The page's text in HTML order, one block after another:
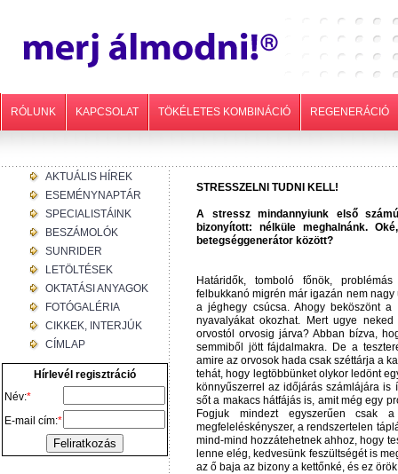
RÓLUNK KAPCSOLAT TÖKÉLETES KOMBINÁCIÓ REGENERÁCIÓ
AKTUÁLIS HÍREK
ESEMÉNYNAPTÁR
SPECIALISTÁINK
BESZÁMOLÓK
SUNRIDER
LETÖLTÉSEK
OKTATÁSI ANYAGOK
FOTÓGALÉRIA
CIKKEK, INTERJÚK
CÍMLAP
Hírlevél regisztráció
Név:*
E-mail cím:*
STRESSZELNI TUDNI KELL!
A stressz mindannyiunk első
bizonyított: nélküle meghalnánk.
betegséggenerátor között?
Határidők, tomboló főnök,
felbukkanó migrén már igazán nem
a jéghegy csúcsa. Ahogy beköszönt
nyavalyákat okozhat. Mert ugye
orvostól orvosig járva? Abban bízva,
semmiből jött fájdalmakra. De a
amire az orvosok hada csak széttárja a
tehát, hogy legtöbbünket olykor ledönt
könnyűszerrel az időjárás számlájára is
sőt a makacs hátfájás is, amit még egy
Fogjuk mindezt egyszerűen csak
megfeleléskényszer, a rendszertelen
mind-mind hozzátehetnek ahhoz, hogy
lenne elég, kedvesünk feszültségét is
az ő baja az bizony a kettőnké, és ez